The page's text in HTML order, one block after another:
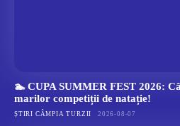
🏊 CUPA SUMMER FEST 2026:
marilor competiții de natație!
ȘTIRI CÂMPIA TURZII 2026-08-07